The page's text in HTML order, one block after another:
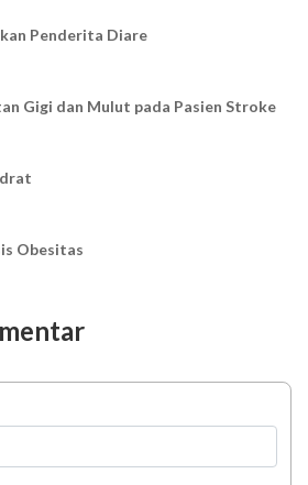
Penderita Diare
Gigi dan Mulut pada Pasien Stroke
Obesitas
Gigi dan Mulut pada Pasien PGK